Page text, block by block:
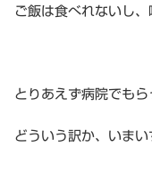
ご飯は食べれないし
とりあえず病院でもら
どういう訳か、いまい